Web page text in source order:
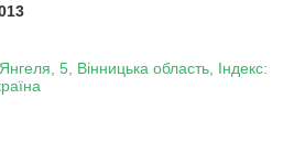
5, Вінницька область, Індекс: